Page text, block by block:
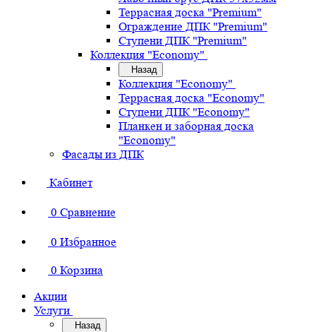
Террасная доска "Premium"
Ограждение ДПК "Premium"
Ступени ДПК "Premium"
Коллекция "Economy"
Назад
Коллекция "Economy"
Террасная доска "Economy"
Ступени ДПК "Economy"
Планкен и заборная доска
"Economy"
Фасады из ДПК
Кабинет
0 Сравнение
0 Избранное
0 Корзина
Акции
Услуги
Назад